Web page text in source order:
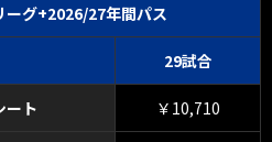
ーグ+2026/27年間パス
29試合
ート ￥10,710